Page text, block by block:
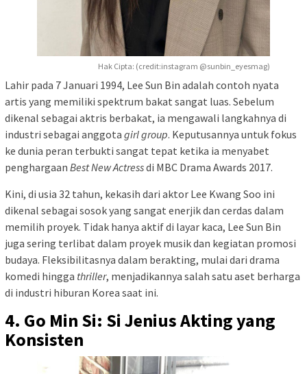
Hak Cipta: (credit:instagram @sunbin_eyesmag)
Lahir pada 7 Januari 1994, Lee Sun Bin adalah contoh nyata
artis yang memiliki spektrum bakat sangat luas. Sebelum
dikenal sebagai aktris berbakat, ia mengawali langkahnya di
industri sebagai anggota girl group. Keputusannya untuk fokus
ke dunia peran terbukti sangat tepat ketika ia menyabet
penghargaan Best New Actressdi MBC Drama Awards 2017.
Kini, di usia 32 tahun, kekasih dari aktor Lee Kwang Soo ini
dikenal sebagai sosok yang sangat enerjik dan cerdas dalam
memilih proyek. Tidak hanya aktif di layar kaca, Lee Sun Bin
juga sering terlibat dalam proyek musik dan kegiatan promosi
budaya. Fleksibilitasnya dalam berakting, mulai dari drama
komedi hingga thriller, menjadikannya salah satu aset berharga
di industri hiburan Korea saat ini.
4. Go Min Si: Si Jenius Akting yang
Konsisten